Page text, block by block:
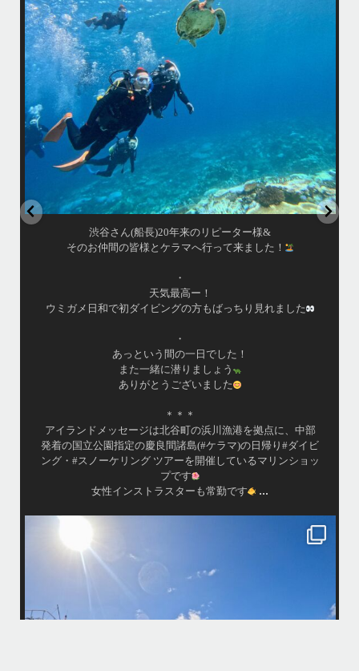
・
あっという間の一日でした！
また一緒に潜りましょう
ありがとうございました
＊＊＊
アイランドメッセージは北谷町の浜川漁港を拠点に、中部発着の国立公
園指定の慶良間諸島(#ケラマ)の日帰り#ダイビング・#スノーケリング
ツアーを開催しているマリンショップです
女性インストラスターも常勤です
10月 17
渋谷さん(船長)20年来のリピーター様&
そのお仲間の皆様とケラマへ行って来ました！
・
天気最高ー！
ウミガメ日和で初ダイビングの方もばっちり見れました
・
あっという間の一日でした！
また一緒に潜りましょう
ありがとうございました
＊＊＊
アイランドメッセージは北谷町の浜川漁港を拠点に、中部
発着の国立公園指定の慶良間諸島(#ケラマ)の日帰り#ダイビ
ング・#スノーケリング ツアーを開催しているマリンショッ
プです
女性インストラスターも常勤です
...
たくさんのご利用本当にありがとうございました
BBQにジェットスキー、バナナボート、SUP、パラセーリングなどな
ど…勇海号を拠点に色々お楽しみ頂きましたよ〜
海も荒れずにいい天気の中開催できたので何よりです
また来年もリピートして頂けたら嬉しいです